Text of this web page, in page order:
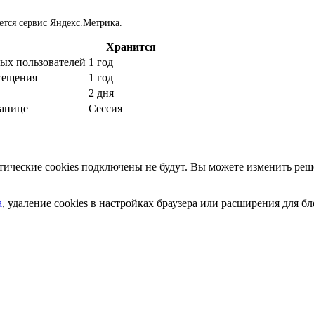
сервис Яндекс.Метрика.
Хранится
пользователей 1 год
1 год
2 дня
Сессия
cookies подключены не будут. Вы можете изменить
, удаление cookies в настройках браузера или расширения для